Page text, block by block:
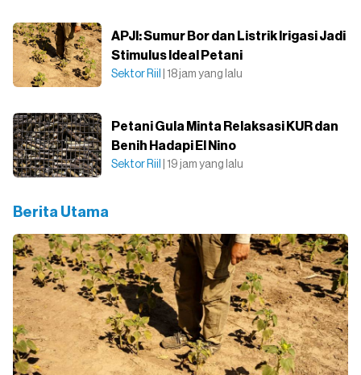
APJI: Sumur Bor dan Listrik Irigasi Jadi
Stimulus Ideal Petani
Sektor Riil | 18 jam yang lalu
Petani Gula Minta Relaksasi KUR dan
Benih Hadapi El Nino
Sektor Riil | 19 jam yang lalu
Berita Utama